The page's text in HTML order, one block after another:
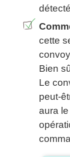
cette
Bien
Le
peut-
aura